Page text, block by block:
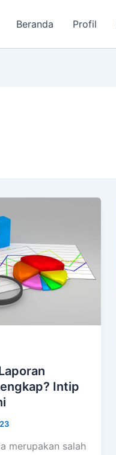
Beranda Profil
Intip
merupakan salah